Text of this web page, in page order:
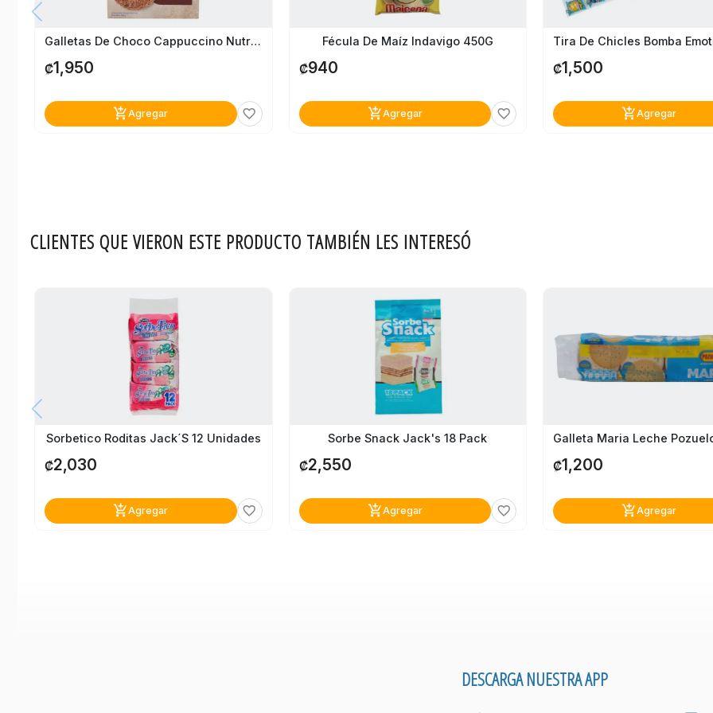
Galletas De Choco Cappuccino Nutri Snacks 192G
₡1,950
add_shopping_cartAgregar favorite_border
Fécula De Maíz Indavigo 450G
₡940
add_shopping_cartAgregar favorite_border
₡1,500
add_shopping_cartAgregar
CLIENTES QUE VIERON ESTE PRODUCTO TAMBIÉN LES INTERESÓ
Sorbetico Roditas Jack´s 12 Unidades
₡2,030
add_shopping_cartAgregar favorite_border
Sorbe Snack Jack's 18 Pack
₡2,550
add_shopping_cartAgregar favorite_border
₡1,200
add_shopping_cartAgregar
DESCARGA NUESTRA APP